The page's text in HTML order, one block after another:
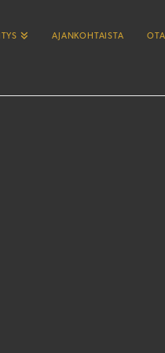
AJANKOHTAISTA